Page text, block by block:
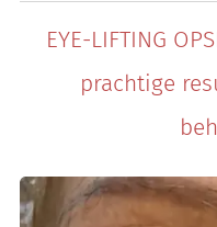
EYE-LIFTING
prachtige